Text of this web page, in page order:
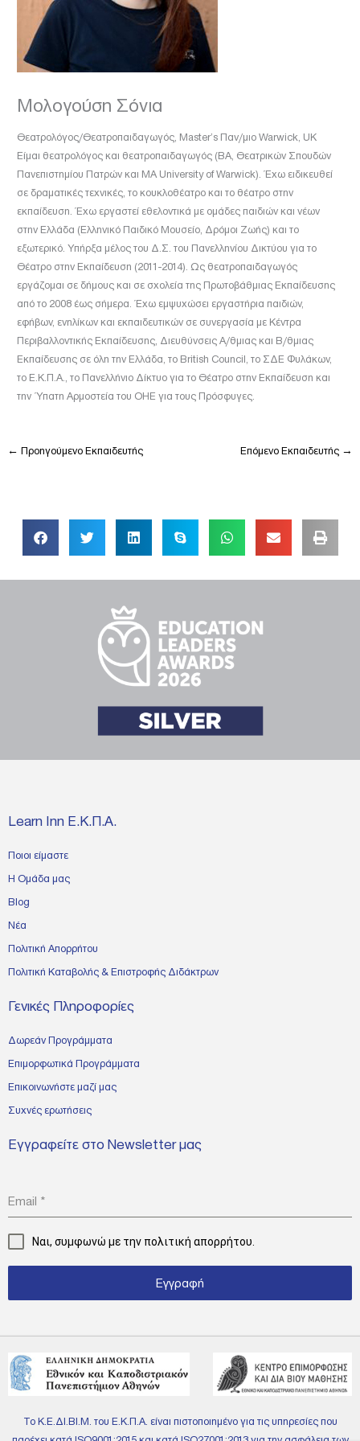
Μολογούση Σόνια
Θεατρολόγος/Θεατροπαιδαγωγός, Μaster’s Παν/μιο Warwick, UK
Είμαι θεατρολόγος και θεατροπαιδαγωγός (ΒΑ, Θεατρικών Σπουδών
Πανεπιστημίου Πατρών και ΜΑ University of Warwick). Έχω ειδικευθεί
σε δραματικές τεχνικές, τo κουκλοθέατρο και τo θέατρο στην
εκπαίδευση. Έχω εργαστεί εθελοντικά με ομάδες παιδιών και νέων
στην Ελλάδα (Ελληνικό Παιδικό Μουσείο, Δρόμοι Ζωής) και το
εξωτερικό. Υπήρξα μέλος του Δ.Σ. του Πανελληνίου Δικτύου για το
Θέατρο στην Εκπαίδευση (2011-2014). Ως θεατροπαιδαγωγός
εργάζομαι σε δήμους και σε σχολεία της Πρωτοβάθμιας Εκπαίδευσης
από το 2008 έως σήμερα. Έχω εμψυχώσει εργαστήρια παιδιών,
εφήβων, ενηλίκων και εκπαιδευτικών σε συνεργασία με Κέντρα
Περιβαλλοντικής Εκπαίδευσης, Διευθύνσεις Α/θμιας και Β/θμιας
Εκπαίδευσης σε όλη την Ελλάδα, το British Council, το ΣΔΕ Φυλάκων,
το Ε.Κ.Π.Α., το Πανελλήνιο Δίκτυο για το Θέατρο στην Εκπαίδευση και
την Ύπατη Αρμοστεία του ΟΗΕ για τους Πρόσφυγες.
← Προηγούμενο Εκπαιδευτής Επόμενο Εκπαιδευτής →
Learn Inn Ε.Κ.Π.Α.
Ποιοι είμαστε
Η Ομάδα μας
Blog
Νέα
Πολιτική Απορρήτου
Πολιτική Καταβολής & Επιστροφής Διδάκτρων
Γενικές Πληροφορίες
Δωρεάν Προγράμματα
Επιμορφωτικά Προγράμματα
Επικοινωνήστε μαζί μας
Συχνές ερωτήσεις
Εγγραφείτε στο Newsletter μας
Email *
Ναι, συμφωνώ με την πολιτική απορρήτου.
Εγγραφή
Το Κ.Ε.ΔΙ.ΒΙ.Μ. του Ε.Κ.Π.Α. είναι πιστοποιημένο για τις υπηρεσίες που